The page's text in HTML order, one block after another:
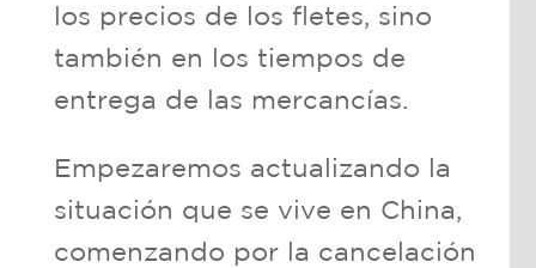
los precios de los fletes, sino
también en los tiempos de
entrega de las mercancías.
Empezaremos actualizando la
situación que se vive en China,
comenzando por la cancelación